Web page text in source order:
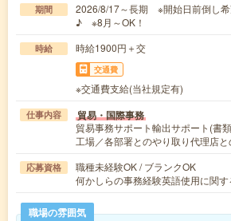
期間
2026/8/17～長期 ※開始日前倒し
♪ ※8月～OK！
時給 時給1900円＋交
交通費
※交通費支給(当社規定有)
仕事内容 貿易・国際事務
貿易事務サポート輸出サポート(書
工場／各部署とのやり取り代理店
応募資格
職種未経験OK / ブランクOK
何かしらの事務経験英語使用に関
職場の雰囲気